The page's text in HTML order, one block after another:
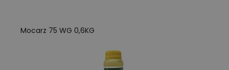
Mocarz 75 WG 0,6KG